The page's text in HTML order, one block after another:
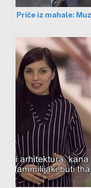
Priče iz mahale: